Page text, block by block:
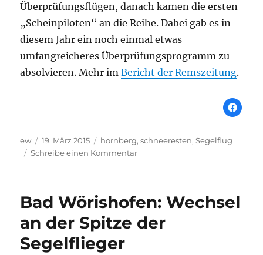
Überprüfungsflügen, danach kamen die ersten
„Scheinpiloten“ an die Reihe. Dabei gab es in
diesem Jahr ein noch einmal etwas
umfangreicheres Überprüfungsprogramm zu
absolvieren. Mehr imBericht der Remszeitung.
Autor
ew
Veröffentlicht
am
19. März 2015 Schlagwörter
hornberg,schneeresten,Segelflug
Schreibe einen Kommentarzu
letzten
Schneeresten
Bad Wörishofen: Wechsel
an der Spitze der
Segelflieger